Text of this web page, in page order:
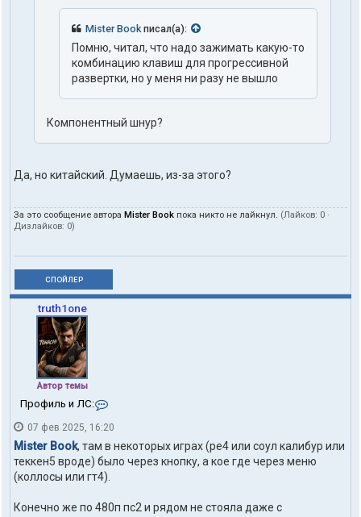
Mister Book писал(а):
Помню, читал, что надо зажимать какую-то
комбинацию клавиш для прогрессивной
развертки, но у меня ни разу не вышло
Компонентный шнур?
Да, но китайский. Думаешь, из-за этого?
За это сообщение автора Mister Book пока никто не лайкнул. (Лайков: 0 ·
Дизлайков: 0)
СПОЙЛЕР
truth1one
Автор темы
Профиль и ЛС:
н
т
к
п
07 фев 2025, 16:20
Mister Book, там в некоторых играх (ре4 или соул калибур или
теккен5 вроде) было через кнопку, а кое где через меню
(коллосы или гт4).
Конечно же по 480п пс2 и рядом не стояла даже с